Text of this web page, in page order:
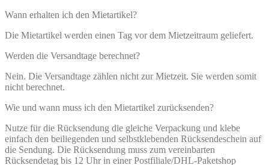
Wann erhalten ich den Mietartikel?
Die Mietartikel werden einen Tag vor dem Mietzeitraum geliefert.
Werden die Versandtage berechnet?
Nein. Die Versandtage zählen nicht zur Mietzeit. Sie werden somit
nicht berechnet.
Wie und wann muss ich den Mietartikel zurücksenden?
Nutze für die Rücksendung die gleiche Verpackung und klebe
einfach den beiliegenden und selbstklebenden Rücksendeschein auf
die Sendung. Die Rücksendung muss zum vereinbarten
Rücksendetag bis 12 Uhr in einer Postfiliale/DHL-Paketshop